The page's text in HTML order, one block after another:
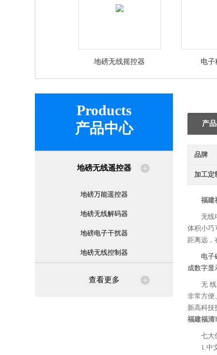
地磅无线摇控器 电子
Products
产品中心
地磅无线遥控器
地磅万能遥控器
地磅无线解码器
地磅电子干扰器
地磅无线控制器
查看更多
产
品牌
加工定
福建
无线
体积小巧
距离远，
电子
成数字显
无
非常方便
新高科技
福建福清
七大
1.中